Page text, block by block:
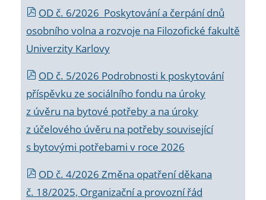
OD č. 6/2026 Poskytování a čerpání dnů
osobního volna a rozvoje na Filozofické fakultě
Univerzity Karlovy
OD č. 5/2026 Podrobnosti k poskytování
příspěvku ze sociálního fondu na úroky
z úvěru na bytové potřeby a na úroky
z účelového úvěru na potřeby související
s bytovými potřebami v roce 2026
OD č. 4/2026 Změna opatření děkana
č. 18/2025, Organizační a provozní řád